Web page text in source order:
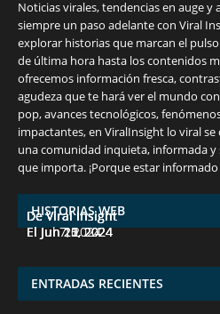
Noticias virales, tendencias en auge
siempre un paso adelante con Viral
explorar historias que marcan el
de última hora hasta los contenidos
ofrecemos información fresca,
agudeza que te hará ver el mundo
pop, avances tecnológicos,
impactantes, en ViralInsight lo viral
una comunidad inquieta, informada
que importa. ¡Porque estar
HISTORIAS WEB
7 frutas ricas en calcio
De Viral Insight
El Jul 7, 2024
España en julio: Playas
De Viral Insight
El Jun 23, 2024
Funciones ocultas del
De Viral Insight
El Jun 20, 2024
Descubre las 10
De Viral Insight
El Jun 15, 2024
¡Derrota el calor, no
De Viral Insight
El Jun 11, 2024
ENTRADAS RECIENTES